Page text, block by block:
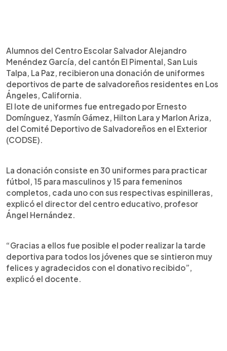
Alumnos del Centro Escolar Salvador Alejandro
Menéndez García, del cantón El Pimental, San Luis
Talpa, La Paz, recibieron una donación de uniformes
deportivos de parte de salvadoreños residentes en Los
Ángeles, California.
El lote de uniformes fue entregado por Ernesto
Domínguez, Yasmín Gámez, Hilton Lara y Marlon Ariza,
del Comité Deportivo de Salvadoreños en el Exterior
(CODSE).
La donación consiste en 30 uniformes para practicar
fútbol, 15 para masculinos y 15 para femeninos
completos, cada uno con sus respectivas espinilleras,
explicó el director del centro educativo, profesor
Ángel Hernández.
“Gracias a ellos fue posible el poder realizar la tarde
deportiva para todos los jóvenes que se sintieron muy
felices y agradecidos con el donativo recibido”,
explicó el docente.